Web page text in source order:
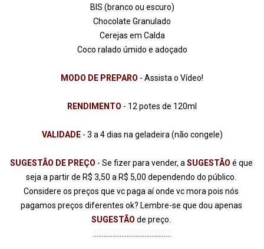
BIS (branco ou escuro)
Chocolate Granulado
Cerejas em Calda
Coco ralado úmido e adoçado
MODO DE PREPARO - Assista o Vídeo!
RENDIMENTO - 12 potes de 120ml
VALIDADE
SUGESTÃO DE PREÇO - Se fizer para vender, a SUGESTÃO é que
seja a partir de R$ 3,50 a R$ 5,00 dependendo do público.
Considere os preços que vc paga aí onde vc mora pois nós
SUGESTÃO de preço.